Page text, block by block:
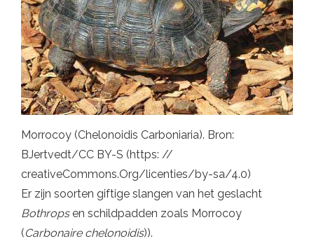
Morrocoy (Chelonoidis Carboniaria). Bron:
BJertvedt/CC BY-S (https: //
creativeCommons.Org/licenties/by-sa/4.0)
Er zijn soorten giftige slangen van het geslacht
Bothropsen schildpadden zoals Morrocoy
(Carbonaire chelonoidis)).